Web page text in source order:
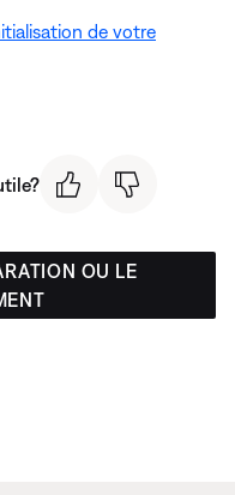
de votre
OU LE